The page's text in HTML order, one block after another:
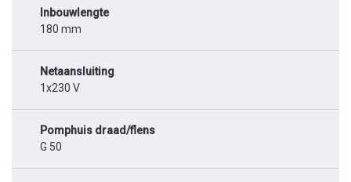
Inbouwlengte
180 mm
Netaansluiting
1x230 V
Pomphuis draad/flens
G 50